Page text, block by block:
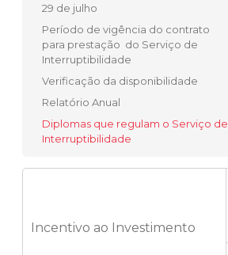
29 de julho
Período de vigência do contrato
para prestação do Serviço de
Interruptibilidade
Verificação da disponibilidade
Relatório Anual
Diplomas que regulam o Serviço de
Interruptibilidade
Incentivo ao Investimento